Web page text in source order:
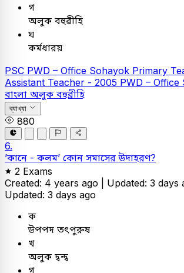
গ
অলুক বহুৱীহি
ঘ
কর্মধারয়
PSC PWD – Office Sohayok Primary
Assistant Teacher - 2005 PWD –
বাংলা অলুক বহুব্রীহি
ব্যাখ্যা
880
6.
’কানে - কলম’ কোন সমাসের উদাহরণ?
2 Exams
Created: 4 years ago | Updated: 3 days
Updated: 3 days ago
ক
উপপদ তৎপুরুষ
খ
অলুক দ্বন্দ্ব
গ